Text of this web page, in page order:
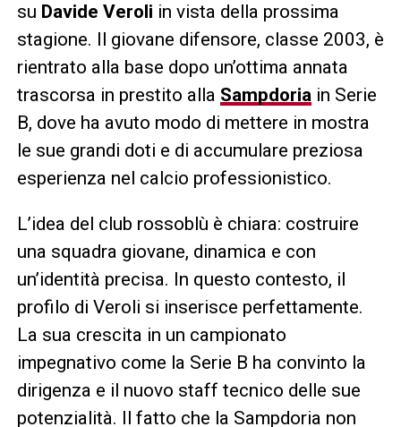
su Davide Veroli in vista della prossima
stagione. Il giovane difensore, classe 2003, è
rientrato alla base dopo un’ottima annata
trascorsa in prestito alla Sampdoriain Serie
B, dove ha avuto modo di mettere in mostra
le sue grandi doti e di accumulare preziosa
esperienza nel calcio professionistico.
L’idea del club rossoblù è chiara: costruire
una squadra giovane, dinamica e con
un’identità precisa. In questo contesto, il
profilo di Veroli si inserisce perfettamente.
La sua crescita in un campionato
impegnativo come la Serie B ha convinto la
dirigenza e il nuovo staff tecnico delle sue
potenzialità. Il fatto che la Sampdoria non